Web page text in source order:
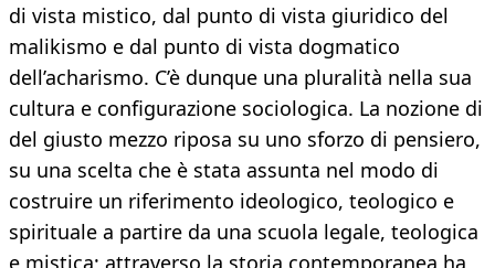
di vista mistico, dal punto di vista giuridico del
malikismo e dal punto di vista dogmatico
dell’acharismo. C’è dunque una pluralità nella sua
cultura e configurazione sociologica. La nozione di
del giusto mezzo riposa su uno sforzo di pensiero,
su una scelta che è stata assunta nel modo di
costruire un riferimento ideologico, teologico e
spirituale a partire da una scuola legale, teologica
e mistica; attraverso la storia contemporanea ha